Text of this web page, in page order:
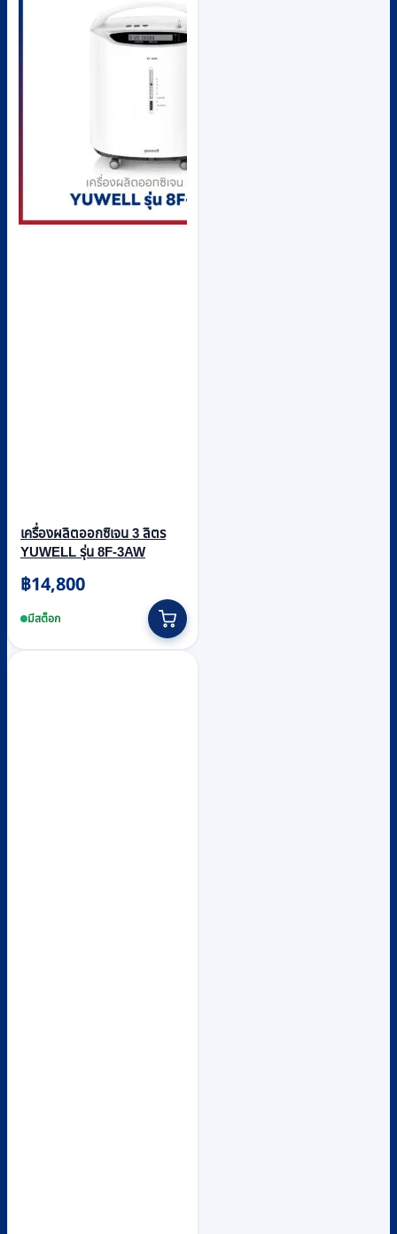
เครื่องผลิตออกซิเจน 3 ลิตร
YUWELL รุ่น 8F-3AW
฿14,800
มีสต็อก